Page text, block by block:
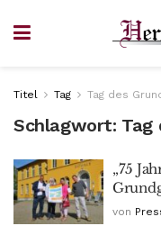
Titel Tag Tag des
Schlagwort: Tag
„75
von